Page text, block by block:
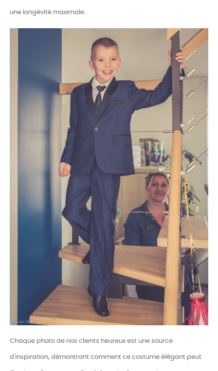
une longévité maximale.
Chaque photo de nos clients heureux est une source
d'inspiration, démontrant comment ce costume élégant peut